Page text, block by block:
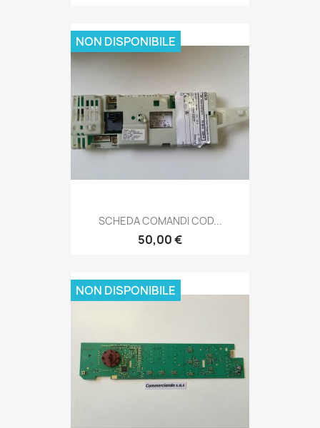
SCHEDA COMANDI COD...
50,00 €
NON DISPONIBILE
NON DISPONIBILE